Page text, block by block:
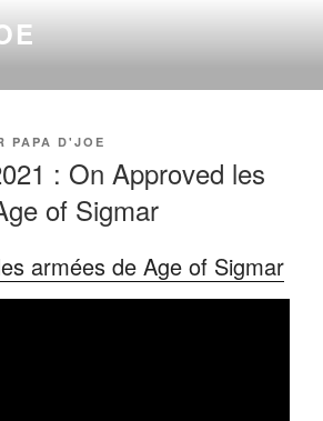
PAPA D'JOE
: On Approved les
of Sigmar
armées de Age of Sigmar